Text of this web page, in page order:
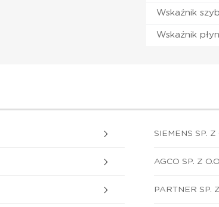
Wskaźnik
Wskaźnik
SIEMENS SP. Z
AGCO SP. Z
PARTNER SP.